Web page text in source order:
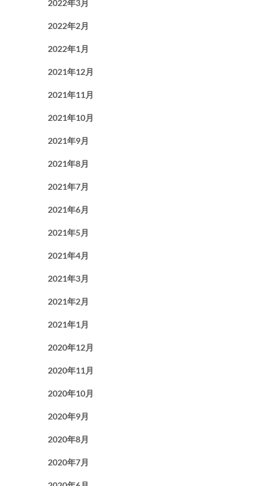
2022年3月
2022年2月
2022年1月
2021年12月
2021年11月
2021年10月
2021年9月
2021年8月
2021年7月
2021年6月
2021年5月
2021年4月
2021年3月
2021年2月
2021年1月
2020年12月
2020年11月
2020年10月
2020年9月
2020年8月
2020年7月